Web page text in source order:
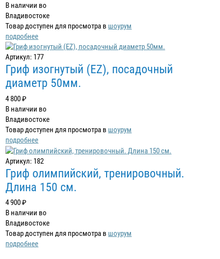
В наличии во
Владивостоке
Товар доступен для просмотра в шоурум
подробнее
Артикул: 177
Гриф изогнутый (EZ), посадочный
диаметр 50мм.
4 800 ₽
В наличии во
Владивостоке
Товар доступен для просмотра в шоурум
подробнее
Артикул: 182
Гриф олимпийский, тренировочный.
Длина 150 см.
4 900 ₽
В наличии во
Владивостоке
Товар доступен для просмотра в шоурум
подробнее